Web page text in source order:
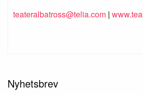
teateralbatross@telia.com |
Nyhetsbrev